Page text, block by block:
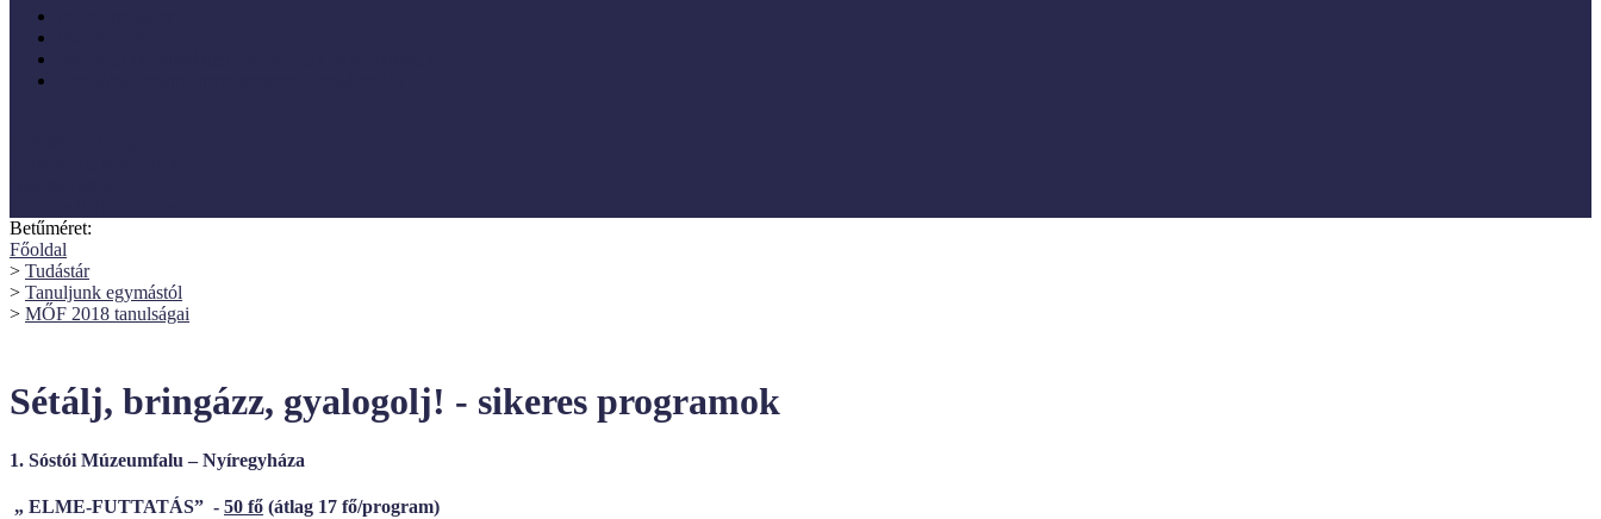
Betűméret:
Főoldal
> Tudástár
> Tanuljunk egymástól
> MŐF 2018 tanulságai
Sétálj, bringázz, gyalogolj! - sikeres programok
1. Sóstói Múzeumfalu – Nyíregyháza
„ ELME-FUTTATÁS” - 50 fő (átlag 17 fő/program)